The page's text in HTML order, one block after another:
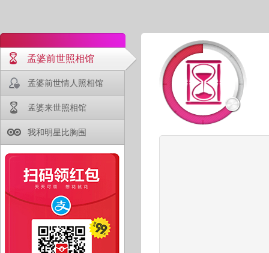
孟婆前世照相馆
孟婆前世情人照相馆
孟婆来世照相馆
我和明星比胸围